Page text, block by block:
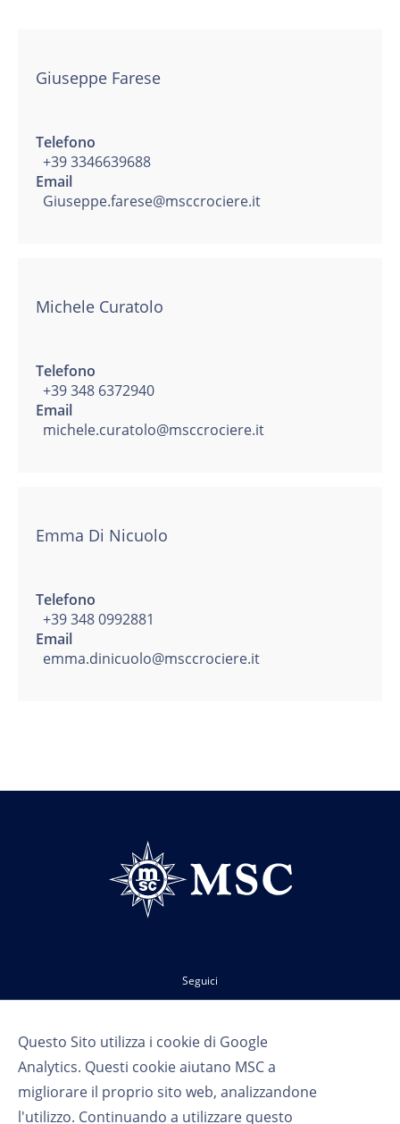
Questo Sito utilizza i cookie di Google
Analytics. Questi cookie aiutano MSC a
migliorare il proprio sito web, analizzandone
l'utilizzo. Continuando a utilizzare questo
Giuseppe Farese
Telefono
+39 3346639688
Email
Giuseppe.farese@msccrociere.it
Michele Curatolo
Telefono
+39 348 6372940
Email
michele.curatolo@msccrociere.it
Emma Di Nicuolo
Telefono
+39 348 0992881
Email
emma.dinicuolo@msccrociere.it
Seguici